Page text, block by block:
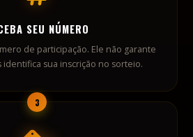
ACONTECE
os sorteados são selecionados
pelo sistema.
4